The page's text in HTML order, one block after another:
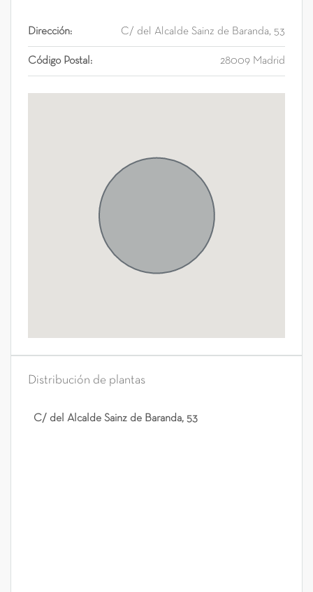
Dirección: C/ del Alcalde Sainz de Baranda, 53
Código Postal: 28009 Madrid
Distribución de plantas
C/ del Alcalde Sainz de Baranda, 53